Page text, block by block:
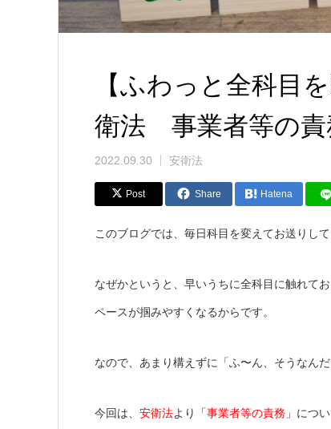
【ふわっと全科目
衛法 事業者等の責
2022.09.30 安衛法
Post Share Hatena
このブログでは、毎日科目を変えてお送りして
なぜかというと、早いうちに全科目に触れて
ペースが掴みやすくなるからです。
なので、あまり構えずに「ふ〜ん、そうなん
今回は、 安衛法より「事業者等の責務 」につ